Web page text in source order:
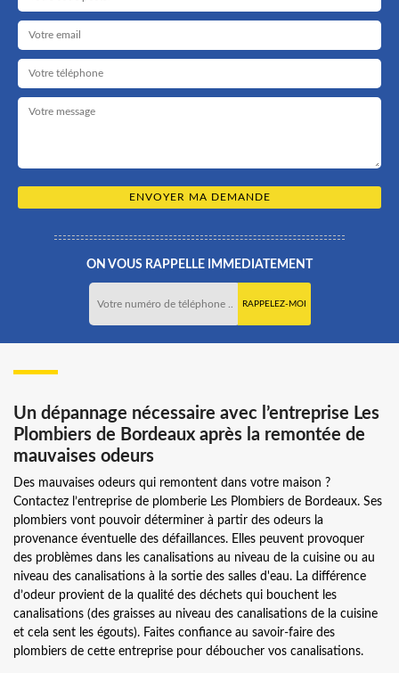
ON VOUS RAPPELLE IMMEDIATEMENT
Un dépannage nécessaire avec l’entreprise Les
Plombiers de Bordeaux après la remontée de
mauvaises odeurs
Des mauvaises odeurs qui remontent dans votre maison ?
Contactez l’entreprise de plomberie Les Plombiers de Bordeaux. Ses
plombiers vont pouvoir déterminer à partir des odeurs la
provenance éventuelle des défaillances. Elles peuvent provoquer
des problèmes dans les canalisations au niveau de la cuisine ou au
niveau des canalisations à la sortie des salles d'eau. La différence
d’odeur provient de la qualité des déchets qui bouchent les
canalisations (des graisses au niveau des canalisations de la cuisine
et cela sent les égouts). Faites confiance au savoir-faire des
plombiers de cette entreprise pour déboucher vos canalisations.